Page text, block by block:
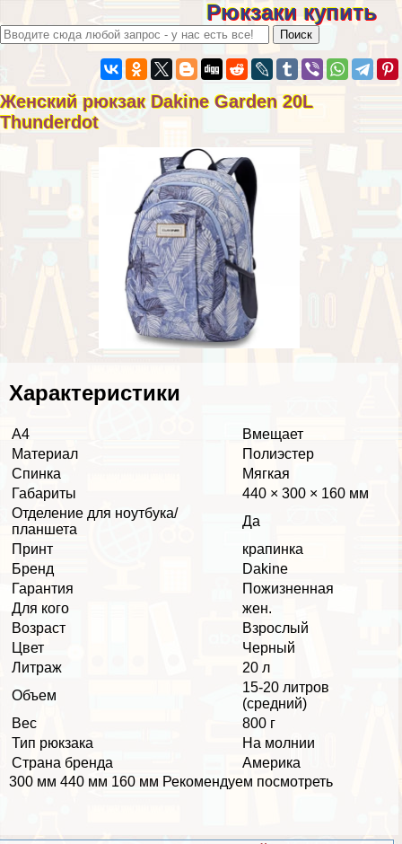
Рюкзаки купить
Женский рюкзак Dakine Garden 20L
Thunderdot
Хаpaктеристики
А4
Вмещает
Материал
Полиэстер
Спинка
Мягкая
Габариты
440 × 300 × 160 мм
Отделение для ноутбука/
планшета
Да
Принт
крапинка
Бренд
Dakine
Гарантия
Пожизненная
Для кого
жен.
Возраст
Взрослый
Цвет
Черный
Литраж
20 л
Объем
15-20 литров
(средний)
Вес
800 г
Тип рюкзака
На молнии
Страна бренда
Америка
300 мм 440 мм 160 мм Рекомендуем посмотреть